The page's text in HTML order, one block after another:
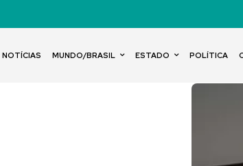
NOTÍCIAS MUNDO/BRASIL ESTADO POLÍTICA